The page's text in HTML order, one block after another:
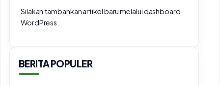
Silakan tambahkan artikel baru melalui dashboard
WordPress.
BERITA POPULER